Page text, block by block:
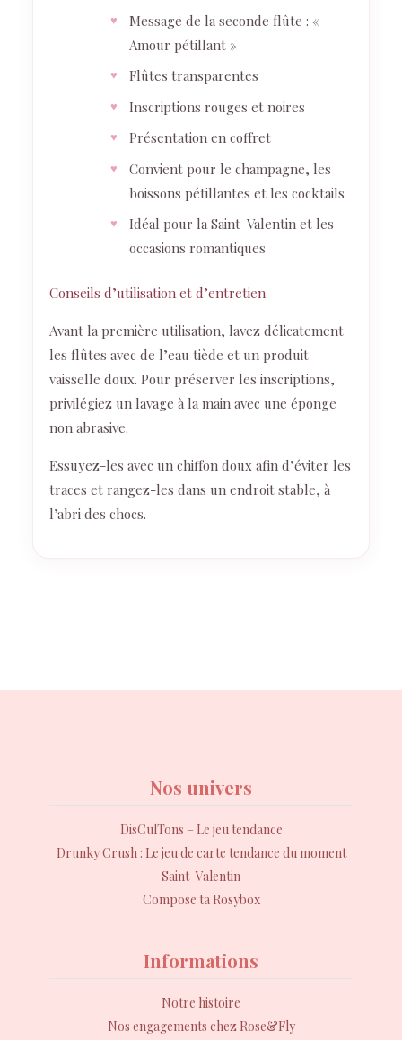
Message de la seconde flûte : «
Amour pétillant »
Flûtes transparentes
Inscriptions rouges et noires
Présentation en coffret
Convient pour le champagne, les
boissons pétillantes et les cocktails
Idéal pour la Saint-Valentin et les
occasions romantiques
Conseils d’utilisation et d’entretien
Avant la première utilisation, lavez délicatement
les flûtes avec de l’eau tiède et un produit
vaisselle doux. Pour préserver les inscriptions,
privilégiez un lavage à la main avec une éponge
non abrasive.
Essuyez-les avec un chiffon doux afin d’éviter les
traces et rangez-les dans un endroit stable, à
l’abri des chocs.
Nos univers
DisCulTons – Le jeu tendance
Drunky Crush : Le jeu de carte tendance du moment
Saint-Valentin
Compose ta Rosybox
Informations
Notre histoire
Nos engagements chez Rose&Fly